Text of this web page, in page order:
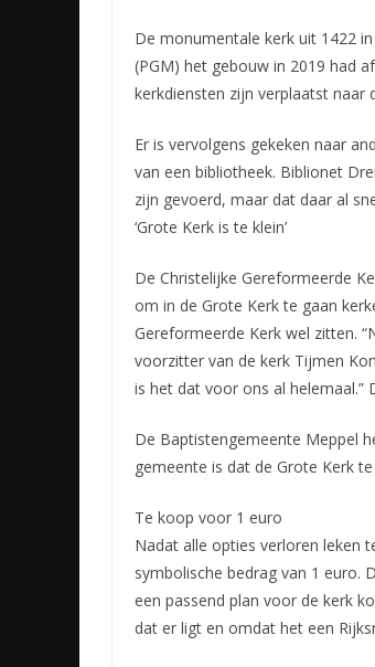
De monumentale kerk uit 1422
(PGM) het gebouw in 2019 had
kerkdiensten zijn verplaatst naar
Er is vervolgens gekeken naar
van een bibliotheek. Biblionet
zijn gevoerd, maar dat daar al
‘Grote Kerk is te klein’
De Christelijke Gereformeerde
om in de Grote Kerk te gaan
Gereformeerde Kerk wel zitten.
voorzitter van de kerk Tijmen
is het dat voor ons al helemaal.”
De Baptistengemeente Meppel
gemeente is dat de Grote Kerk
Te koop voor 1 euro
Nadat alle opties verloren leken
symbolische bedrag van 1 euro.
een passend plan voor de kerk
dat er ligt en omdat het een